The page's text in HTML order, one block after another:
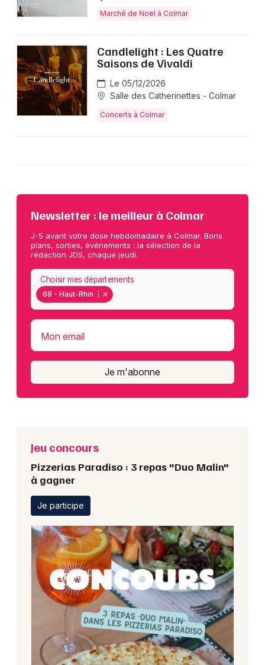
Marché de Noël à Colmar
Candlelight : Les Quatre
Saisons de Vivaldi
Le 05/12/2026
Salle des Catherinettes - Colmar
Concerts à Colmar
Newsletter : le meilleur à Colmar
J-5 avant votre dose hebdomadaire à Colmar. Bons
plans, sorties, événements : la sélection de la
rédaction JDS, chaque jeudi.
68 - Haut-Rhin
Choisir mes départements
Mon email
Je m'abonne
Jeu concours
Pizzerias Paradiso : 3 repas "Duo Malin"
à gagner
Je participe